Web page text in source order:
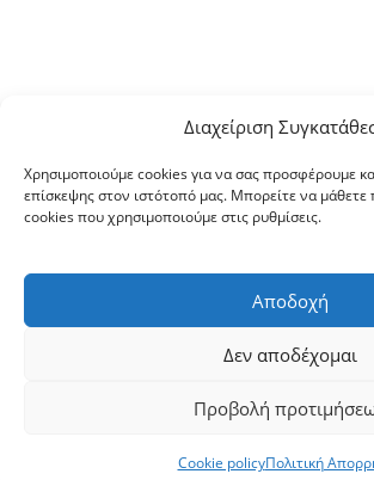
Διαχείριση
Χρησιμοποιούμε cookies για να σας προσφέρουμε
επίσκεψης στον ιστότοπό μας. Μπορείτε να μάθετε
cookies που χρησιμοποιούμε στις ρυθμίσεις.
Αποδοχή
Δεν αποδέχομαι
Προβολή
Cookie policyΠολιτική